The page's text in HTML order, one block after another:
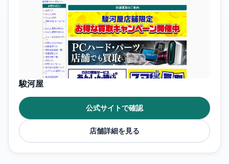
駿河屋
公式サイトで確認
店舗詳細を見る